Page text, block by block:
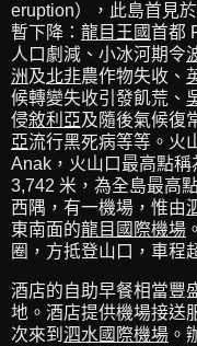
eruption），此島首見
暫下降： 龍目王國首都
人口劇減、小冰河期令
洲及北非農作物失收、
候轉變失收引發飢荒、
侵敘利亞及隨後氣候復
亞流行黑死病等等。火
Anak，火山口最高點稱
3,742 米，為全島最高
西隅，有一機場，惟由
東南面的龍目國際機場
圈，方抵登山口，車程
酒店的自助早餐相當豐
地。酒店提供機場接送
次來到 泗水國際機場 。